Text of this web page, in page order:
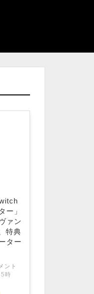
ー」
ァン
特典
ター
ント
時